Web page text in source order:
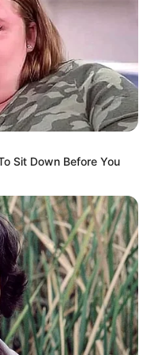
Mute
More (2018),
World, dan I Wanna Be
Sit Down Before You